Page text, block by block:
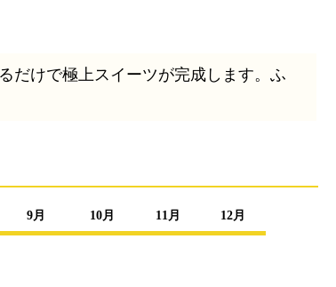
だけで極上スイーツが完成します。ふ
9月 10月 11月 12月